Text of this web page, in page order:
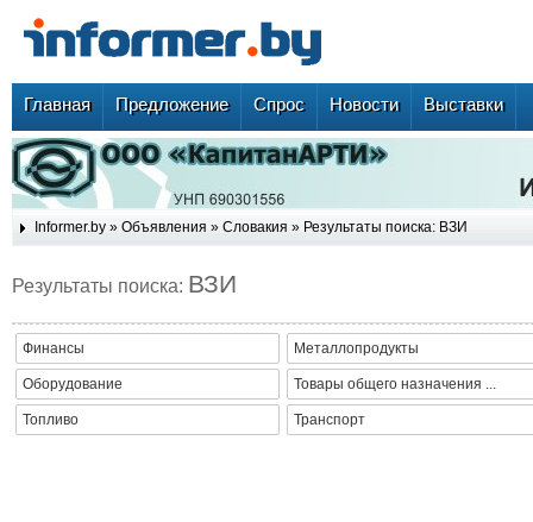
Главная Предложение Спрос Новости Выставки
Informer.by » Объявления » Словакия » Результаты поиска: ВЗИ
Результаты поиска: ВЗИ
Финансы Металлопродукты
Оборудование Товары общего назначения ...
Топливо Транспорт